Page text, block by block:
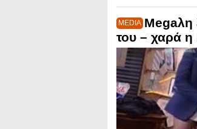
MEDIA Megaλη
του – χαρά η